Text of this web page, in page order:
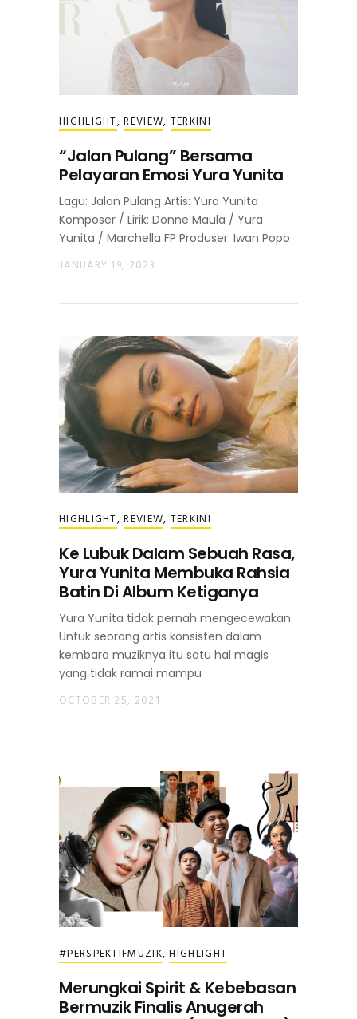
HIGHLIGHT,REVIEW, TERKINI
“Jalan Pulang” Bersama
Pelayaran Emosi Yura Yunita
Lagu: Jalan Pulang Artis: Yura Yunita
Komposer / Lirik: Donne Maula / Yura
Yunita / Marchella FP Produser: Iwan Popo
JANUARY 19, 2023
HIGHLIGHT,REVIEW, TERKINI
Ke Lubuk Dalam Sebuah Rasa,
Yura Yunita Membuka Rahsia
Batin Di Album Ketiganya
Yura Yunita tidak pernah mengecewakan.
Untuk seorang artis konsisten dalam
kembara muziknya itu satu hal magis
yang tidak ramai mampu
OCTOBER 25, 2021
#PERSPEKTIFMUZIK,HIGHLIGHT
Merungkai Spirit & Kebebasan
Bermuzik Finalis Anugerah